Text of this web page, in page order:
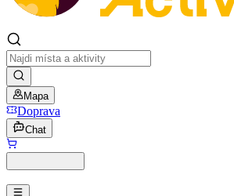
Mapa
Doprava
Chat